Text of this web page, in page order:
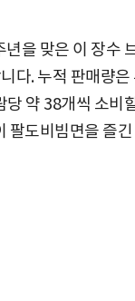
을 맞은 이 장수
다. 누적 판매량은
당 약 38개씩 소비
팔도비빔면을 즐